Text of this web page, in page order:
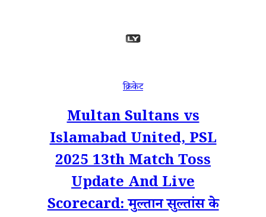
क्रिकेट
Multan Sultans vs
Islamabad United, PSL
2025 13th Match Toss
Update And Live
Scorecard: मुल्तान सुल्तांस के